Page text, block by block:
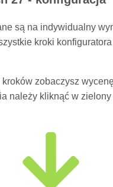
są na indywidualny
kroki
zobaczysz
należy kliknąć w